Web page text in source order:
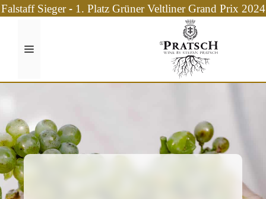
Zum
Falstaff Sieger - 1. Platz Grüner Veltliner Grand Prix 2024
Menü